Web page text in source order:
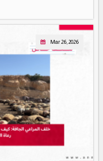
Mar 26, 2026